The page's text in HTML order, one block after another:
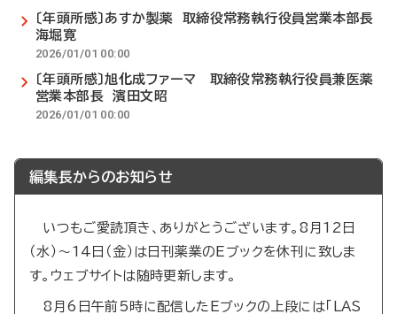
〔年頭所感〕あすか製薬 取締役常務執行役員営業本部長
海堀寛
2026/01/01 00:00
〔年頭所感〕旭化成ファーマ 取締役常務執行役員兼医薬
営業本部長 濱田文昭
2026/01/01 00:00
編集長からのお知らせ
いつもご愛読頂き、ありがとうございます。8月12日
（水）～14日（金）は日刊薬業のEブックを休刊に致しま
す。ウェブサイトは随時更新します。
8月6日午前5時に配信したEブックの上段には「LAS